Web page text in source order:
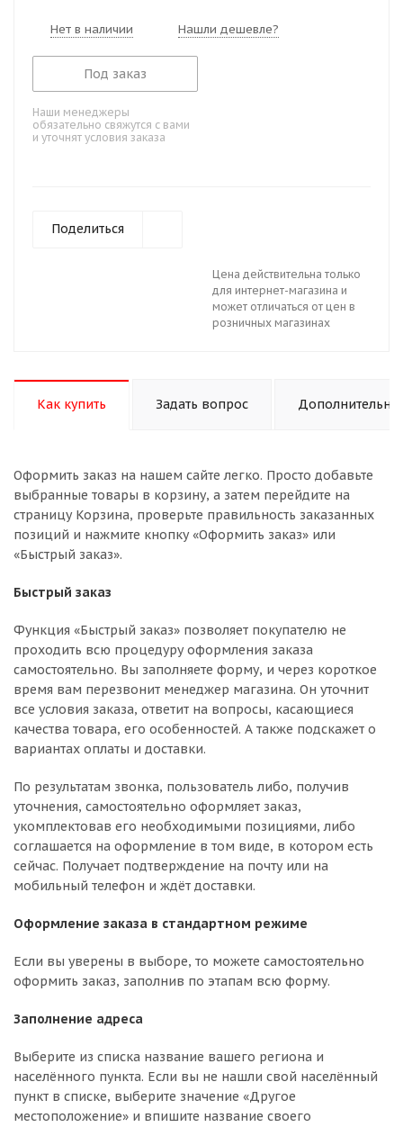
Нет в наличии Нашли дешевле?
Под заказ
Наши менеджеры
обязательно свяжутся с вами
и уточнят условия заказа
Поделиться
Цена действительна только
для интернет-магазина и
может отличаться от цен в
розничных магазинах
Как купить Задать вопрос Дополнительно
Оформить заказ на нашем сайте легко. Просто добавьте
выбранные товары в корзину, а затем перейдите на
страницу Корзина, проверьте правильность заказанных
позиций и нажмите кнопку «Оформить заказ» или
«Быстрый заказ».
Быстрый заказ
Функция «Быстрый заказ» позволяет покупателю не
проходить всю процедуру оформления заказа
самостоятельно. Вы заполняете форму, и через короткое
время вам перезвонит менеджер магазина. Он уточнит
все условия заказа, ответит на вопросы, касающиеся
качества товара, его особенностей. А также подскажет о
вариантах оплаты и доставки.
По результатам звонка, пользователь либо, получив
уточнения, самостоятельно оформляет заказ,
укомплектовав его необходимыми позициями, либо
соглашается на оформление в том виде, в котором есть
сейчас. Получает подтверждение на почту или на
мобильный телефон и ждёт доставки.
Оформление заказа в стандартном режиме
Если вы уверены в выборе, то можете самостоятельно
оформить заказ, заполнив по этапам всю форму.
Заполнение адреса
Выберите из списка название вашего региона и
населённого пункта. Если вы не нашли свой населённый
пункт в списке, выберите значение «Другое
местоположение» и впишите название своего